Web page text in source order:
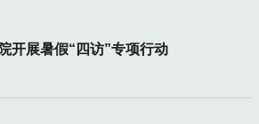
开展暑假“四访”专项行动